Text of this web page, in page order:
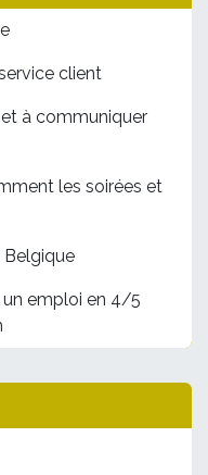
client
à communiquer
les soirées et
Belgique
un emploi en 4/5